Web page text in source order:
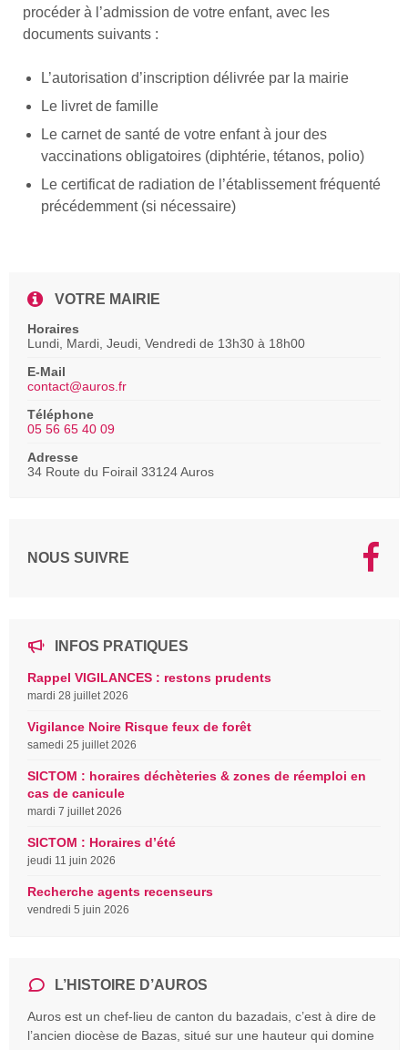
procéder à l’admission de votre enfant, avec les
documents suivants :
L’autorisation d’inscription délivrée par la mairie
Le livret de famille
Le carnet de santé de votre enfant à jour des
vaccinations obligatoires (diphtérie, tétanos, polio)
Le certificat de radiation de l’établissement fréquenté
précédemment (si nécessaire)
VOTRE MAIRIE
Horaires
Lundi, Mardi, Jeudi, Vendredi de 13h30 à 18h00
E-Mail
contact@auros.fr
Téléphone
05 56 65 40 09
Adresse
34 Route du Foirail 33124 Auros
NOUS SUIVRE
INFOS PRATIQUES
Rappel VIGILANCES : restons prudents
mardi 28 juillet 2026
Vigilance Noire Risque feux de forêt
samedi 25 juillet 2026
SICTOM : horaires déchèteries & zones de réemploi en
cas de canicule
mardi 7 juillet 2026
SICTOM : Horaires d’été
jeudi 11 juin 2026
Recherche agents recenseurs
vendredi 5 juin 2026
L’HISTOIRE D’AUROS
Auros est un chef-lieu de canton du bazadais, c’est à dire de
l’ancien diocèse de Bazas, situé sur une hauteur qui domine